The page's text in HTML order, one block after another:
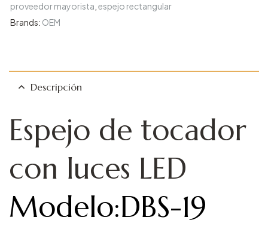
proveedor mayorista espejo rectangular
Brands: OEM
Descripción
Espejo de tocador
con luces LED
Modelo:DBS-19